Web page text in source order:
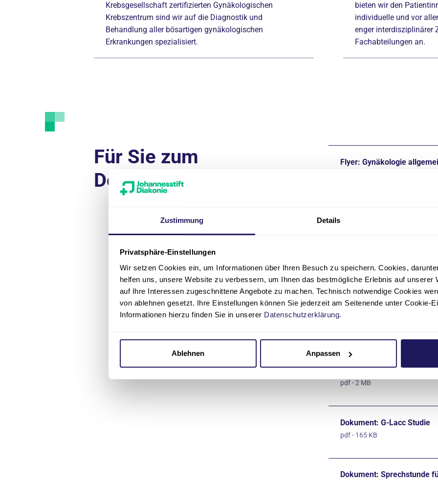
Zustimmung Details
Privatsphäre-Einstellungen
Wir setzen Cookies ein, um Informationen über Ihren Besuch zu speichern. Cookies,
helfen uns, unsere Website zu verbessern, um Ihnen das bestmögliche Erlebnis auf unserer
auf Ihre Interessen zugeschnittene Angebote zu machen. Technisch notwendige Cookies
von ablehnen gesetzt. Ihre Einstellungen können Sie jederzeit am Seitenende unter Cookie-
Informationen hierzu finden Sie in unserer Datenschutzerklärung.
Ablehnen Anpassen
Krebsgesellschaft zertifizierten Gynäkologischen
Krebszentrum sind wir auf die Diagnostik und
Behandlung aller bösartigen gynäkologischen
Erkrankungen spezialisiert.
bieten wir den
individuelle und vor
enger interdisziplinärer
Fachabteilungen an.
Für Sie zum
Download
Flyer: Gynäkologie
Flyer: Brustzentrum
pdf·8 MB
Flyer:
Flyer: Psychoonkologie
pdf · 2 MB
Dokument: G-Lacc Studie
pdf · 165 KB
Dokument: Sprechstunde